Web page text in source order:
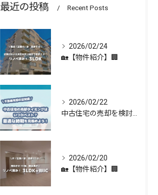
最近の投稿 Recent Posts
2026/02/24
🏡【物件紹介】🏢
2026/02/22
2026/02/20
🏡【物件紹介】🏢